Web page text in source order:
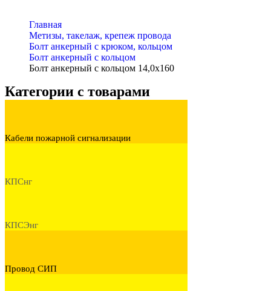
Главная
Метизы, такелаж, крепеж провода
Болт анкерный с крюком, кольцом
Болт анкерный с кольцом
Болт анкерный с кольцом 14,0х160
Категории с товарами
Кабели пожарной сигнализации
КПСнг
КПСЭнг
Провод СИП